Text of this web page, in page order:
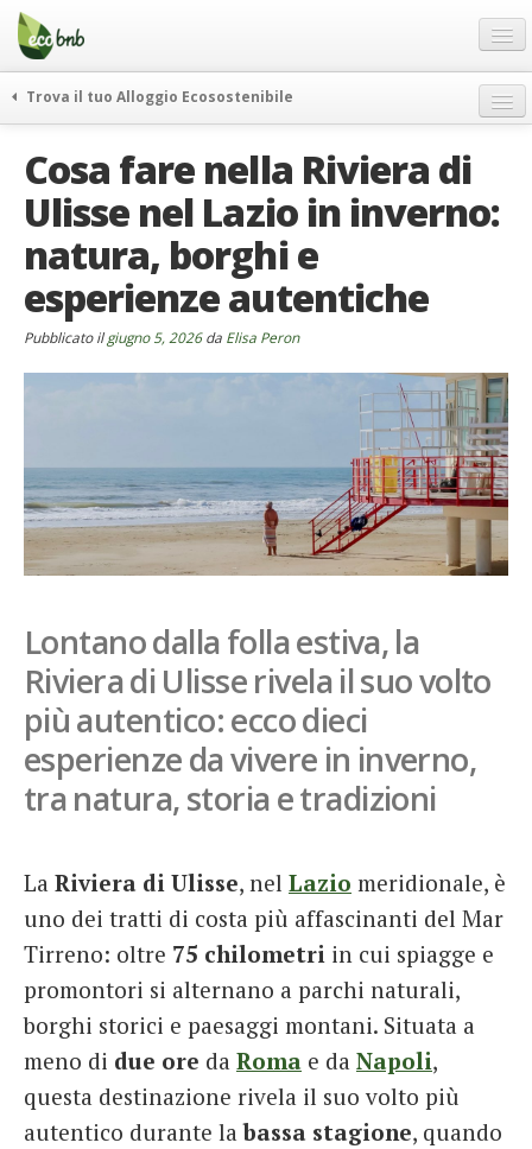
Menu
Salta
contenuto
Offerte Speciali
Regali
Chi Siamo
Partner
Contatti
Italiano
English
Spanish
French
Trova il tuo Alloggio Ecosostenibile
itinerari
curiosità
vivere e viaggiare verde
news ed eventi
ecohotel
Cosa fare nella Riviera di
Ulisse nel Lazio in inverno:
natura, borghi e
esperienze autentiche
Pubblicato ilgiugno 5, 2026da Elisa Peron
Lontano dalla folla estiva, la
Riviera di Ulisse rivela il suo volto
più autentico: ecco dieci
esperienze da vivere in inverno,
tra natura, storia e tradizioni
La Riviera di Ulisse, nel Lazio meridionale, è
uno dei tratti di costa più affascinanti del Mar
Tirreno: oltre 75 chilometri in cui spiagge e
promontori si alternano a parchi naturali,
borghi storici e paesaggi montani. Situata a
meno di due ore da Roma e da Napoli,
questa destinazione rivela il suo volto più
autentico durante labassa stagione, quando